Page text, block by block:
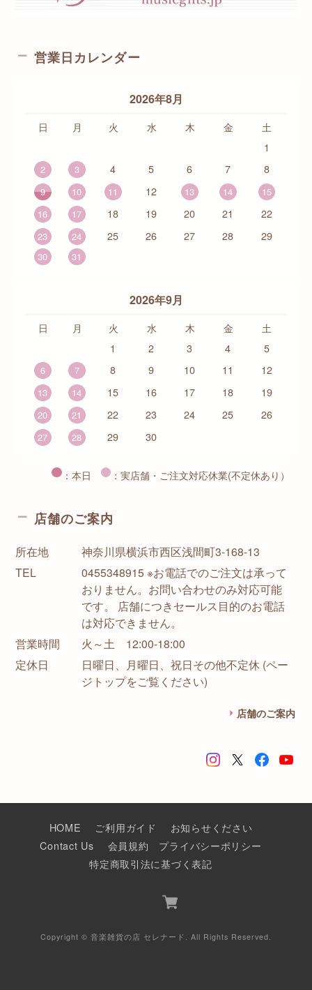
営業日カレンダー
2026年8月
日 月 火 水 木 金
土
1
2 3 4 5 6 7 8
9 10 11 12 13 14
15
16
17 18 19 20 21 22
23 24 25 26 27 28 29
30 31
2026年9月
日 月 火 水 木 金
土
1
2 3 4 5
6 7 8 9 10 11 12
13 14 15 16 17 18 19
20 21 22 23 24 25 26
27 28 29 30
：本日 ：実店舗・ご注文対応休業(不定休あり）
店舗のご案内
所在地
神奈川県横浜市西区浅間町3-168-13
TEL
0455348915 ※お電話でのご注文は承って
おりません。お問い合わせのみ対応可能
です。 店舗につきセールス目的のお電話
は対応できません。
営業時間
火～土 12:00-18:00
定休日
日曜日、月曜日、祝日その他不定休 (ペー
ジトップをご覧ください)
店舗のご案内
HOME ご利用ガイド
お知らせください
Contact Us
会員規約
プライバシーポリシー
特定商取引法に基づく表記
Copyright © 音楽雑貨の店 セレナード. All Rights Reserved.